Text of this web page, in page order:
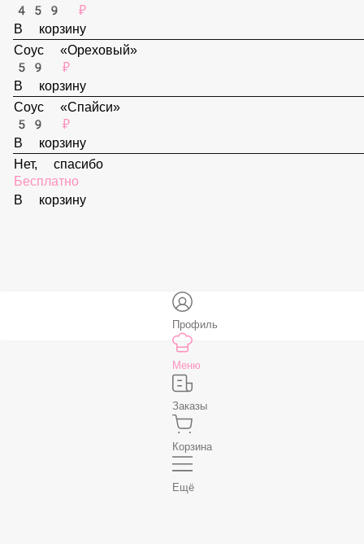
Креветки Темпура - 6 шт.
669 ₽
В корзину
Твист Цезарь
459 ₽
В корзину
Соус «Ореховый»
59 ₽
В корзину
Профиль